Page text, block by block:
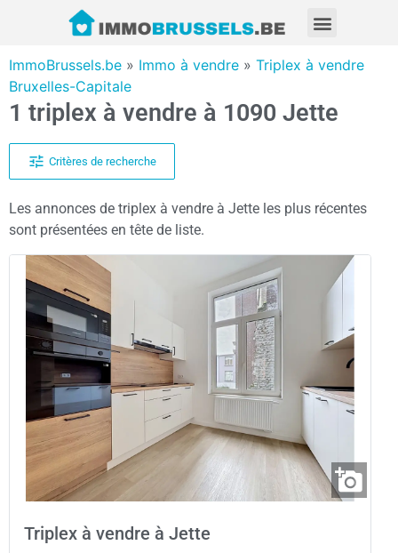
ImmoBrussels.be » Immo à vendre » Triplex à vendre
Bruxelles-Capitale
1 triplex à vendre à 1090 Jette
Critères de recherche
Les annonces de triplex à vendre à Jette les plus récentes
sont présentées en tête de liste.
Triplex à vendre à Jette